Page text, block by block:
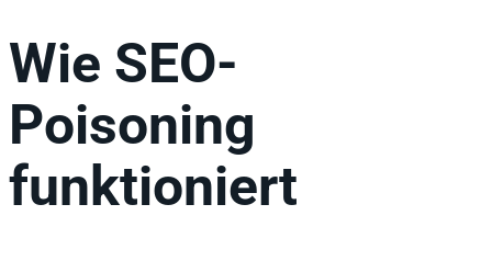
Wie SEO-
Poisoning
funktioniert